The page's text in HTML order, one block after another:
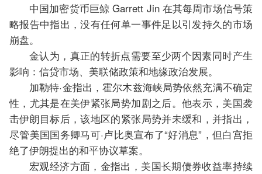
中国加密货币巨鲸 Garrett Jin 在其每周市场信号策
略报告中指出，没有任何单一事件足以引发持久的市场
崩盘。
金认为，真正的转折点需要至少两个因素同时产生
影响：信贷市场、美联储政策和地缘政治发展。
加勒特·金指出，霍尔木兹海峡局势依然充满不确定
性，尤其是在美伊紧张局势加剧之后。他表示，美国袭
击伊朗目标后，该地区的紧张局势并未缓和，并指出，
尽管美国国务卿马可·卢比奥宣布了“好消息”，但白宫拒
绝了伊朗提出的和平协议草案。
宏观经济方面，金指出，美国长期债券收益率持续